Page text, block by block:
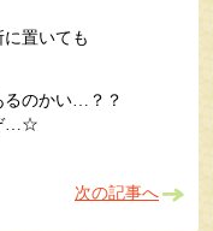
置いても
るのかい…？？
…☆
次の記事へ